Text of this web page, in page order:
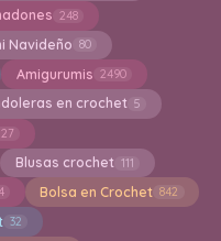
248
Navideño 80
Amigurumis 2490
en crochet 5
27
Blusas crochet 111
Bolsa en Crochet 842
32